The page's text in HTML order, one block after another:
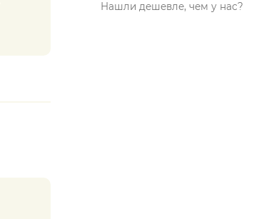
Нашли дешевле, чем у нас?